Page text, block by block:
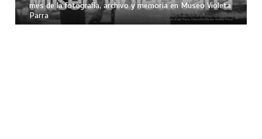
mes de la fotografía, archivo y memoria en Museo Violeta
Parra